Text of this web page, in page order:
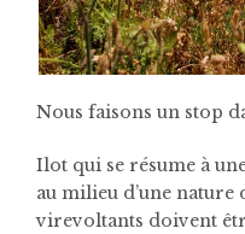
Nous faisons un stop
Ilot qui se résume à
au milieu d’une nature
virevoltants doivent